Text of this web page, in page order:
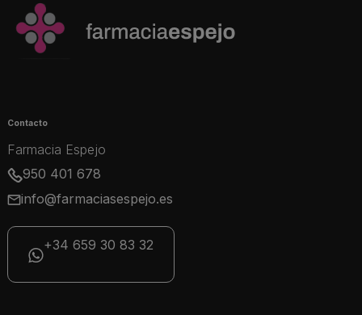
Contacto
Farmacia Espejo
950 401 678
info@farmaciasespejo.es
+34 659 30 83 32